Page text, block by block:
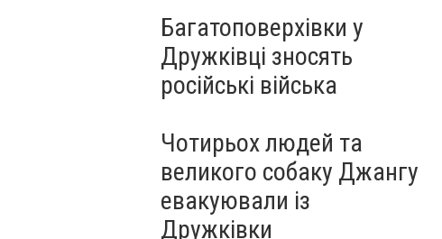
Багатоповерхівки у
Дружківці зносять
російські війська
Чотирьох людей та
великого собаку Джангу
евакуювали із
Дружківки